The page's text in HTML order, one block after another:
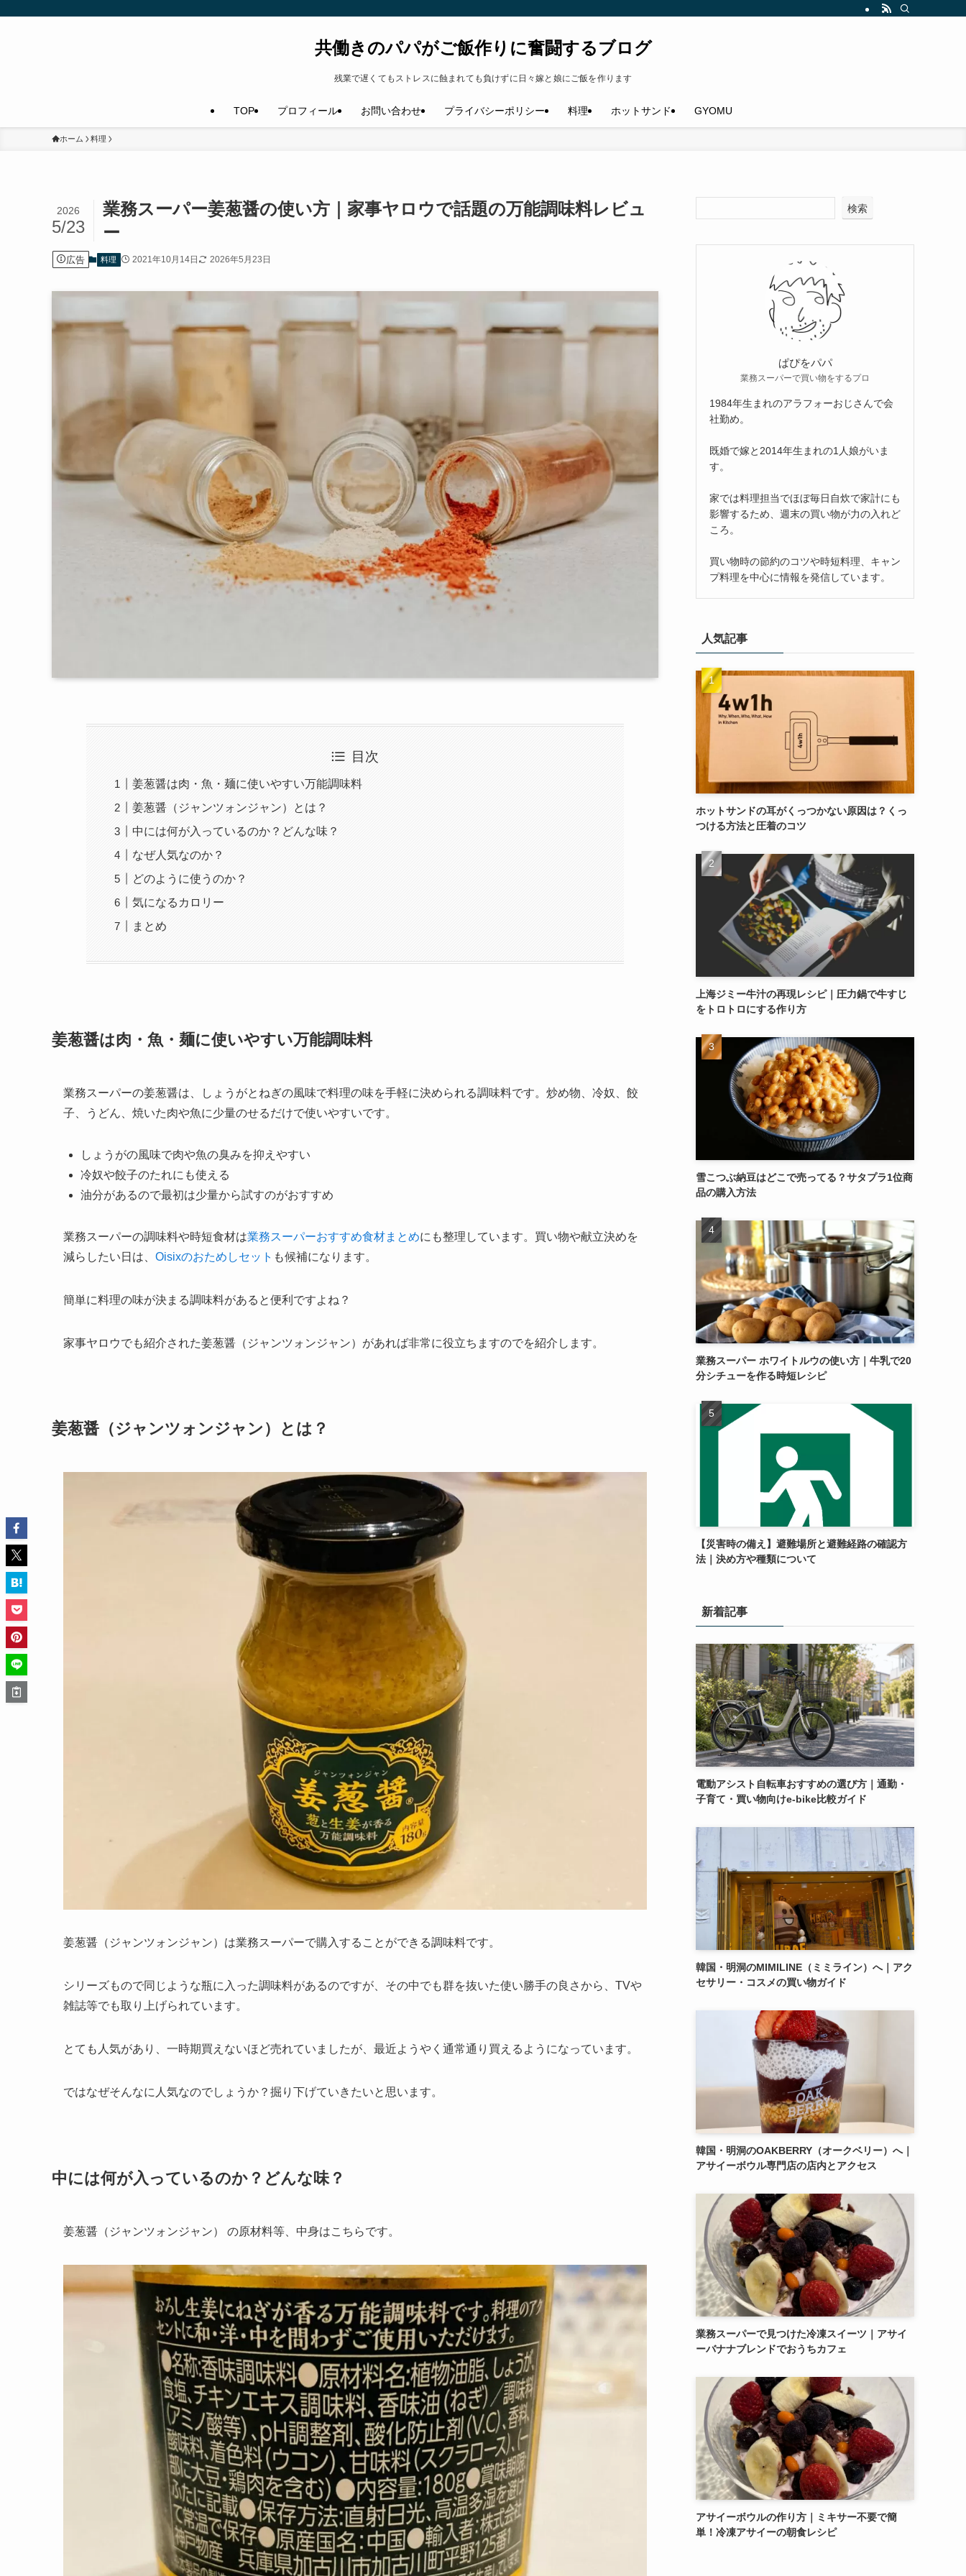
共働きのパパがご飯作りに奮闘するブログ
残業で遅くてもストレスに蝕まれても負けずに日々嫁と娘にご飯を作ります
TOP プロフィール お問い合わせ プライバシーポリシー 料理 ホットサンド GYOMU
ホーム 料理
業務スーパー姜葱醤の使い方｜家事ヤロウで話題の万能調味料レビュ
ー
2026
5/23
広告 料理 2021年10月14日 2026年5月23日
目次
姜葱醤は肉・魚・麺に使いやすい万能調味料
姜葱醤（ジャンツォンジャン）とは？
中には何が入っているのか？どんな味？
なぜ人気なのか？
どのように使うのか？
気になるカロリー
まとめ
姜葱醤は肉・魚・麺に使いやすい万能調味料
業務スーパーの姜葱醤は、しょうがとねぎの風味で料理の味を手軽に決められる調味料です。炒め物、冷奴、餃
子、うどん、焼いた肉や魚に少量のせるだけで使いやすいです。
しょうがの風味で肉や魚の臭みを抑えやすい
冷奴や餃子のたれにも使える
油分があるので最初は少量から試すのがおすすめ
業務スーパーの調味料や時短食材は業務スーパーおすすめ食材まとめにも整理しています。買い物や献立決めを
減らしたい日は、 Oisixのおためしセット も候補になります。
簡単に料理の味が決まる調味料があると便利ですよね？
家事ヤロウでも紹介された姜葱醤（ジャンツォンジャン）があれば非常に役立ちますのでを紹介します。
姜葱醤（ジャンツォンジャン）とは？
姜葱醤（ジャンツォンジャン）は業務スーパーで購入することができる調味料です。
シリーズもので同じような瓶に入った調味料があるのですが、その中でも群を抜いた使い勝手の良さから、TVや
雑誌等でも取り上げられています。
とても人気があり、一時期買えないほど売れていましたが、最近ようやく通常通り買えるようになっています。
ではなぜそんなに人気なのでしょうか？掘り下げていきたいと思います。
中には何が入っているのか？どんな味？
姜葱醤（ジャンツォンジャン） の原材料等、中身はこちらです。
検索
ぱぴをパパ
業務スーパーで買い物をするプロ
1984年生まれのアラフォーおじさんで会
社勤め。
既婚で嫁と2014年生まれの1人娘がいま
す。
家では料理担当でほぼ毎日自炊で家計にも
影響するため、週末の買い物が力の入れど
ころ。
買い物時の節約のコツや時短料理、キャン
プ料理を中心に情報を発信しています。
人気記事
ホットサンドの耳がくっつかない原因は？くっ
つける方法と圧着のコツ
上海ジミー牛汁の再現レシピ｜圧力鍋で牛すじ
をトロトロにする作り方
雪こつぶ納豆はどこで売ってる？サタプラ1位商
品の購入方法
業務スーパー ホワイトルウの使い方｜牛乳で20
分シチューを作る時短レシピ
【災害時の備え】避難場所と避難経路の確認方
法｜決め方や種類について
新着記事
電動アシスト自転車おすすめの選び方｜通勤・
子育て・買い物向けe-bike比較ガイド
韓国・明洞のMIMILINE（ミミライン）へ｜アク
セサリー・コスメの買い物ガイド
韓国・明洞のOAKBERRY（オークベリー）へ｜
アサイーボウル専門店の店内とアクセス
業務スーパーで見つけた冷凍スイーツ｜アサイ
ーバナナブレンドでおうちカフェ
アサイーボウルの作り方｜ミキサー不要で簡
単！冷凍アサイーの朝食レシピ